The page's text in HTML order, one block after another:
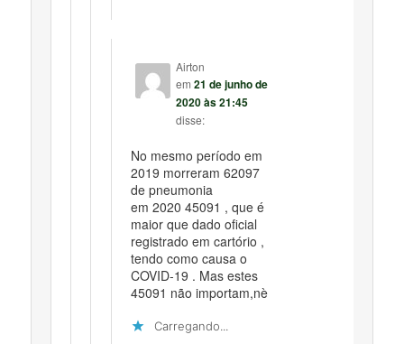
Airton
em 21 de junho de
2020 às 21:45
disse:
No mesmo período em
2019 morreram 62097
de pneumonia
em 2020 45091 , que é
maior que dado oficial
registrado em cartório ,
tendo como causa o
COVID-19 . Mas estes
45091 não importam,nè
Carregando...